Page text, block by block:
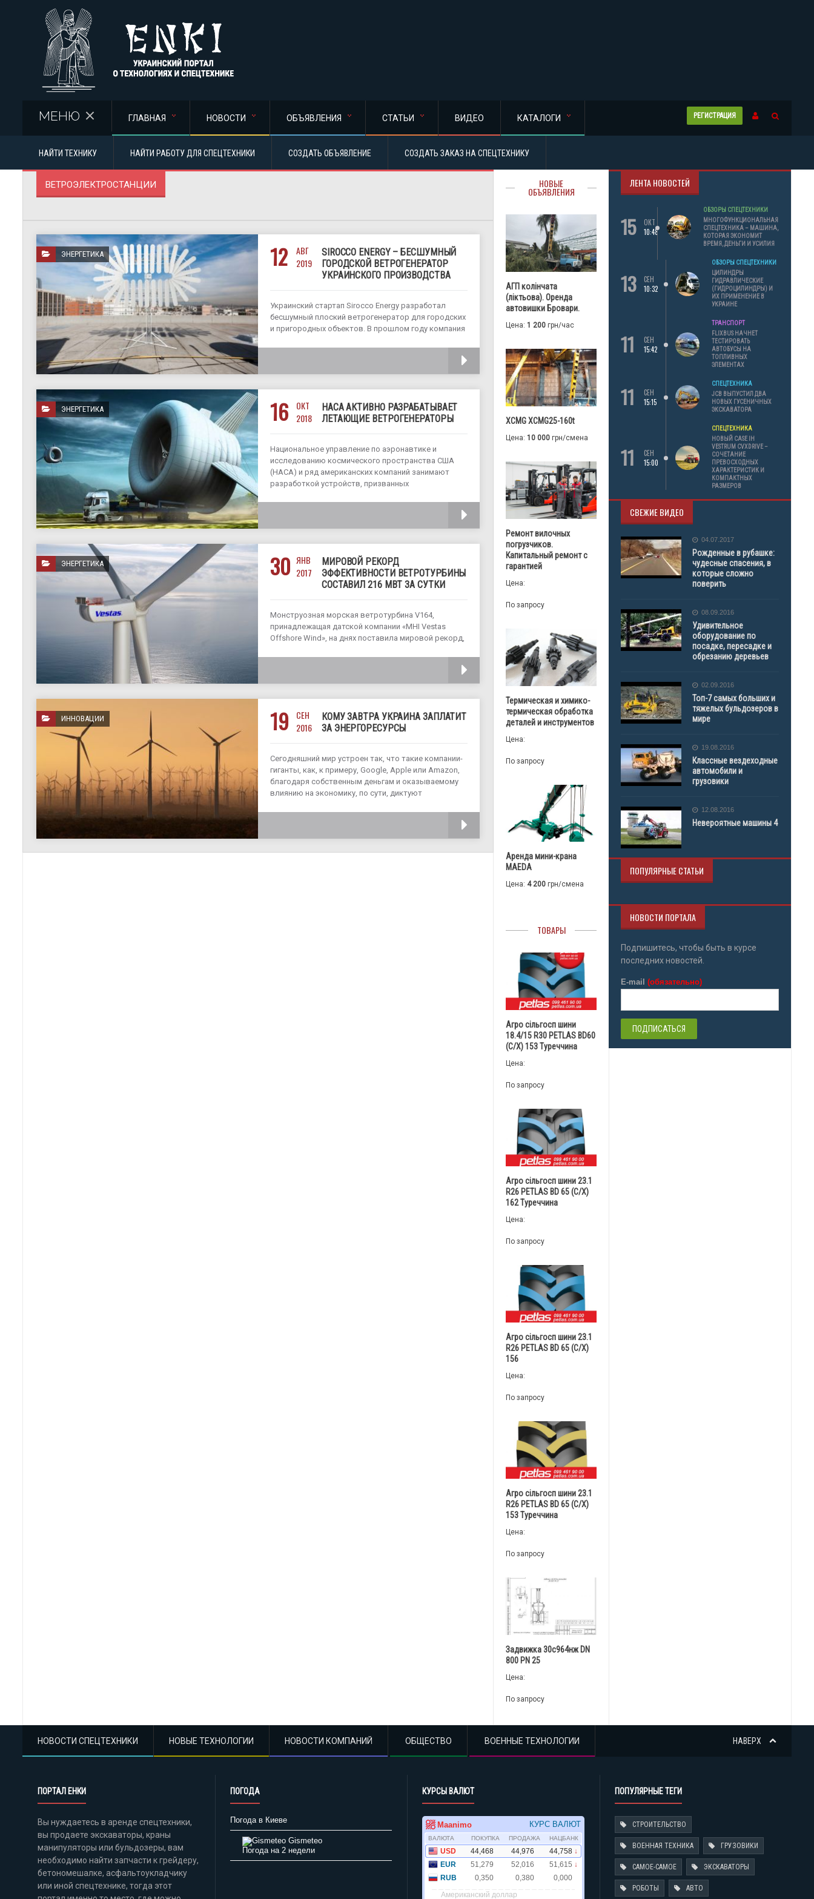
РЕГИСТРАЦИЯ
МЕНЮ ГЛАВНАЯ НОВОСТИ ОБЪЯВЛЕНИЯ СТАТЬИ ВИДЕО КАТАЛОГИ
НАЙТИ ТЕХНИКУ НАЙТИ РАБОТУ ДЛЯ СПЕЦТЕХНИКИ СОЗДАТЬ ОБЪЯВЛЕНИЕ СОЗДАТЬ ЗАКАЗ НА СПЕЦТЕХНИКУ
ВЕТРОЭЛЕКТРОСТАНЦИИ
ЭНЕРГЕТИКА 12
АВГ
2019
SIROCCO ENERGY – БЕСШУМНЫЙ
ГОРОДСКОЙ ВЕТРОГЕНЕРАТОР
УКРАИНСКОГО ПРОИЗВОДСТВА
Украинский стартап Sirocco Energy разработал
бесшумный плоский ветрогенератор для городских
и пригородных объектов. В прошлом году компания
была основана в Киеве 2016 году.
ЧИТАТЬ
ЭНЕРГЕТИКА 16
ОКТ
2018
НАСА АКТИВНО РАЗРАБАТЫВАЕТ
ЛЕТАЮЩИЕ ВЕТРОГЕНЕРАТОРЫ
Национальное управление по аэронавтике и
исследованию космического пространства США
(НАСА) и ряд американских компаний занимают
разработкой устройств, призванных
важных источников возобновляемой энергии,
ЭНЕРГЕТИКА 30 ЯНВ
2017
МИРОВОЙ РЕКОРД
ЭФФЕКТИВНОСТИ ВЕТРОТУРБИНЫ
СОСТАВИЛ 216 МВТ ЗА СУТКИ
Монструозная морская ветротурбина V164,
принадлежащая датской компании «MHI Vestas
Offshore Wind», на днях поставила мировой рекорд,
данной турбины для такой большой эффективности
имеются и соответствующие габариты –
ЧИТАТЬ
ИННОВАЦИИ 19
СЕН
2016
КОМУ ЗАВТРА УКРАИНА ЗАПЛАТИТ
ЗА ЭНЕРГОРЕСУРСЫ
Сегодняшний мир устроен так, что такие компании-
гиганты, как, к примеру, Google, Apple или Amazon,
благодаря собственным деньгам и оказываемому
влиянию на экономику, по сути, диктуют
ЧИТАТЬ
НОВЫЕ
ОБЪЯВЛЕНИЯ
АГП колінчата
(ліктьова). Оренда
автовишки Бровари.
Цена: 1 200 грн/час
XCMG XCMG25-160t
Цена: 10 000 грн/смена
Ремонт вилочных
погрузчиков.
Капитальный ремонт с
гарантией
Цена:
По запросу
Термическая и химико-
термическая обработка
деталей и инструментов
Цена:
По запросу
Аренда мини-крана
MAEDA
Цена: 4 200 грн/смена
ТОВАРЫ
Агро сільгосп шини
18.4/15 R30 PETLAS BD60
(С/Х) 153 Туреччина
Цена:
По запросу
Агро сільгосп шини 23.1
R26 PETLAS BD 65 (С/Х)
162 Туреччина
Цена:
По запросу
Агро сільгосп шини 23.1
R26 PETLAS BD 65 (С/Х)
156
Цена:
По запросу
Агро сільгосп шини 23.1
R26 PETLAS BD 65 (С/Х)
153 Туреччина
Цена:
По запросу
Задвижка 30с964нж DN
800 PN 25
Цена:
По запросу
ЛЕНТА НОВОСТЕЙ
15
ОКТ
10:48
ОБЗОРЫ СПЕЦТЕХНИКИ
МНОГОФУНКЦИОНАЛЬНАЯ
СПЕЦТЕХНИКА – МАШИНА,
КОТОРАЯ ЭКОНОМИТ
ВРЕМЯ, ДЕНЬГИ И УСИЛИЯ
13
СЕН
10:32
ОБЗОРЫ СПЕЦТЕХНИКИ
ЦИЛИНДРЫ
ГИДРАВЛИЧЕСКИЕ
(ГИДРОЦИЛИНДРЫ) И
ИХ ПРИМЕНЕНИЕ В
УКРАИНЕ
11
СЕН
15:42
ТРАНСПОРТ
FLIXBUS НАЧНЕТ
ТЕСТИРОВАТЬ
АВТОБУСЫ НА
ТОПЛИВНЫХ
ЭЛЕМЕНТАХ
11
СЕН
15:15
СПЕЦТЕХНИКА
JCB ВЫПУСТИЛ ДВА
НОВЫХ ГУСЕНИЧНЫХ
ЭКСКАВАТОРА
11
СЕН
15:00
СПЕЦТЕХНИКА
НОВЫЙ CASE IH
VESTRUM CVXDRIVE –
СОЧЕТАНИЕ
ПРЕВОСХОДНЫХ
ХАРАКТЕРИСТИК И
КОМПАКТНЫХ
РАЗМЕРОВ
СВЕЖИЕ ВИДЕО
04.07.2017
Рожденные в рубашке:
чудесные спасения, в
которые сложно
поверить
08.09.2016
Удивительное
оборудование по
посадке, пересадке и
обрезанию деревьев
02.09.2016
Топ-7 самых больших и
тяжелых бульдозеров в
мире
19.08.2016
Классные вездеходные
автомобили и
грузовики
12.08.2016
Невероятные машины 4
ПОПУЛЯРНЫЕ СТАТЬИ
НОВОСТИ ПОРТАЛА
Подпишитесь, чтобы быть в курсе
последних новостей.
E-mail(обязательно)
НАВЕРХ
НОВОСТИ СПЕЦТЕХНИКИ НОВЫЕ ТЕХНОЛОГИИ НОВОСТИ КОМПАНИЙ ОБЩЕСТВО ВОЕННЫЕ ТЕХНОЛОГИИ
ПОРТАЛ ЕНКИ
Вы нуждаетесь в аренде спецтехники,
вы продаете экскаваторы, краны
манипуляторы или бульдозеры, вам
необходимо найти запчасти к грейдеру,
бетономешалке, асфальтоукладчику
или иной спецтехнике, тогда этот
ПОГОДА
Погода в Киеве
Gismeteo
Погода на 2 недели
КУРСЫ ВАЛЮТ ПОПУЛЯРНЫЕ ТЕГИ
СТРОИТЕЛЬСТВО
ВОЕННАЯ ТЕХНИКА ГРУЗОВИКИ
САМОЕ-САМОЕ ЭКСКАВАТОРЫ
РОБОТЫ АВТО